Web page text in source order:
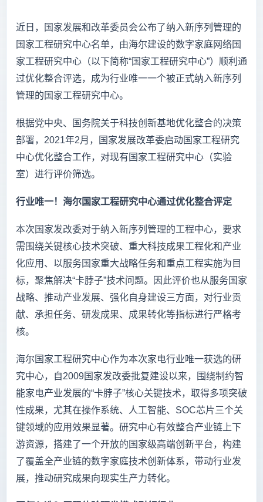
近日，国家发展和改革委员会公布了纳入新序列管理的
国家工程研究中心名单，由海尔建设的数字家庭网络国
家工程研究中心（以下简称“国家工程研究中心”）顺利通
过优化整合评选，成为行业唯一一个被正式纳入新序列
管理的国家工程研究中心。
根据党中央、国务院关于科技创新基地优化整合的决策
部署，2021年2月，国家发展改革委启动国家工程研究
中心优化整合工作，对现有国家工程研究中心（实验
室）进行评价筛选。
行业唯一！海尔国家工程研究中心通过优化整合评定
本次国家发改委对于纳入新序列管理的工程中心，要求
需围绕关键核心技术突破、重大科技成果工程化和产业
化应用、以服务国家重大战略任务和重点工程实施为目
标，聚焦解决“卡脖子”技术问题。因此评价也从服务国家
战略、推动产业发展、强化自身建设三方面，对行业贡
献、承担任务、研发成果、成果转化等指标进行严格考
核。
海尔国家工程研究中心作为本次家电行业唯一获选的研
究中心，自2009国家发改委批复建设以来，围绕制约智
能家电产业发展的“卡脖子”核心关键技术，取得多项突破
性成果，尤其在操作系统、人工智能、SOC芯片三个关
键领域的应用效果显著。研究中心有效整合产业链上下
游资源，搭建了一个开放的国家级高端创新平台，构建
了覆盖全产业链的数字家庭技术创新体系，带动行业发
展，推动研究成果向现实生产力转化。